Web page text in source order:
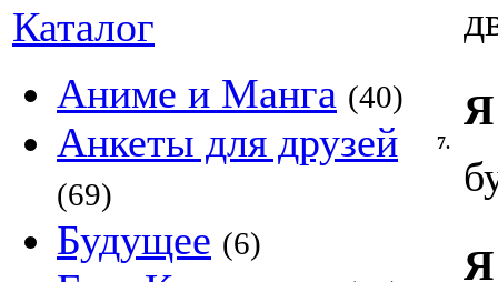
Каталог
Аниме и Манга (40)
Анкеты для друзей
(69)
Будущее (6)
7.
Я
Я